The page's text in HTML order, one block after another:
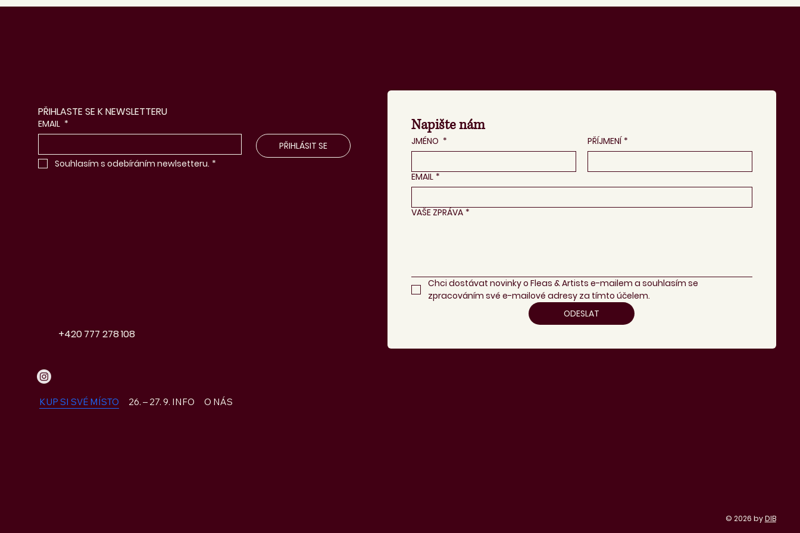
PŘIHLASTE SE K NEWSLETTERU
EMAIL *
PŘIHLÁSIT SE
Souhlasím s odebíráním newlsetteru. *
Napište nám
JMÉNO * PŘÍJMENÍ *
EMAIL *
VAŠE ZPRÁVA *
Chci dostávat novinky o Fleas & Artists e-mailem a souhlasím se
zpracováním své e-mailové adresy za tímto účelem.
ODESLAT
+420 777 278 108
KUP SI SVÉ MÍSTO 26. – 27. 9. INFO O NÁS
© 2026 byDIB